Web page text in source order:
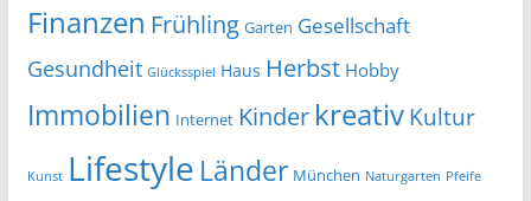
Finanzen Frühling Garten Gesellschaft
Gesundheit Glücksspiel Haus Herbst Hobby
Immobilien Internet Kinder kreativKultur
Kunst Lifestyle Länder München Naturgarten Pfeife